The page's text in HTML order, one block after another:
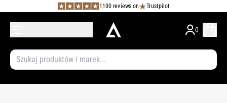
1100 reviews on Trustpilot
0